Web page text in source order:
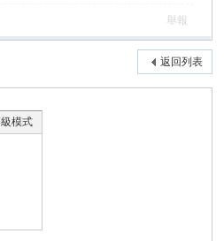
舉報
返回列表
模式